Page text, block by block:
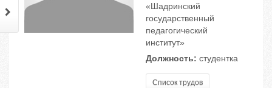
«Шадринский
государственный
педагогический
институт»
Должность: студентка
Список трудов